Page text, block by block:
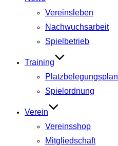
Vereinsleben
Nachwuchsarbeit
Spielbetrieb
Training
Platzbelegungsplan
Spielordnung
Verein
Vereinsshop
Mitgliedschaft